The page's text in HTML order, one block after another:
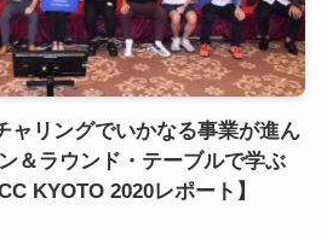
ャリングでいかなる事業が進ん
＆ラウンド・テーブルで学ぶ
KYOTO 2020レポート】